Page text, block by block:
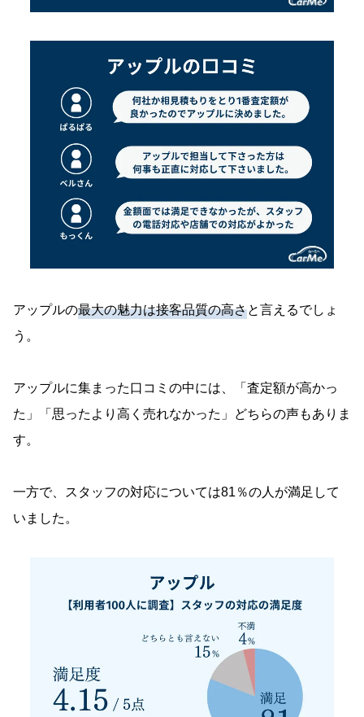
アップルの最大の魅力は接客品質の高さと言えるでしょ
う。
アップルに集まった口コミの中には、「査定額が高かっ
た」「思ったより高く売れなかった」どちらの声もありま
す。
一方で、スタッフの対応については81％の人が満足して
いました。